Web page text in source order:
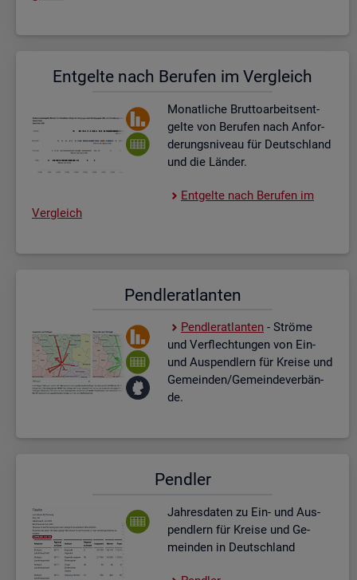
Ent­gel­te nach Be­ru­fen im Ver­gleich
Mo­nat­li­che Brut­to­ar­beits­ent­
gel­te von Be­ru­fen nach An­for­
de­rungs­ni­veau für Deutsch­land
und die Län­der.
Ent­gel­te nach Be­ru­fen im
Ver­gleich
Pend­ler­at­lan­ten
Pend­ler­at­lan­ten - Strö­me
und Ver­flech­tun­gen von Ein-
und Aus­pend­lern für Krei­se und
Ge­mein­den/Ge­mein­de­ver­bän­
de.
Pend­ler
Jah­res­da­ten zu Ein- und Aus­
pend­lern für Krei­se und Ge­
mein­den in Deutsch­land